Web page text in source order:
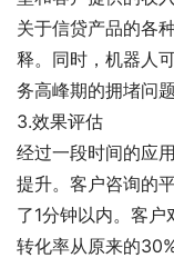
关于信贷产品的各
释。同时，机器人
务高峰期的拥堵问题
3.效果评估
经过一段时间的应
提升。客户咨询的
了1分钟以内。客
转化率从原来的